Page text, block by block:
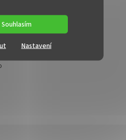
Souhlasím
Nastavení